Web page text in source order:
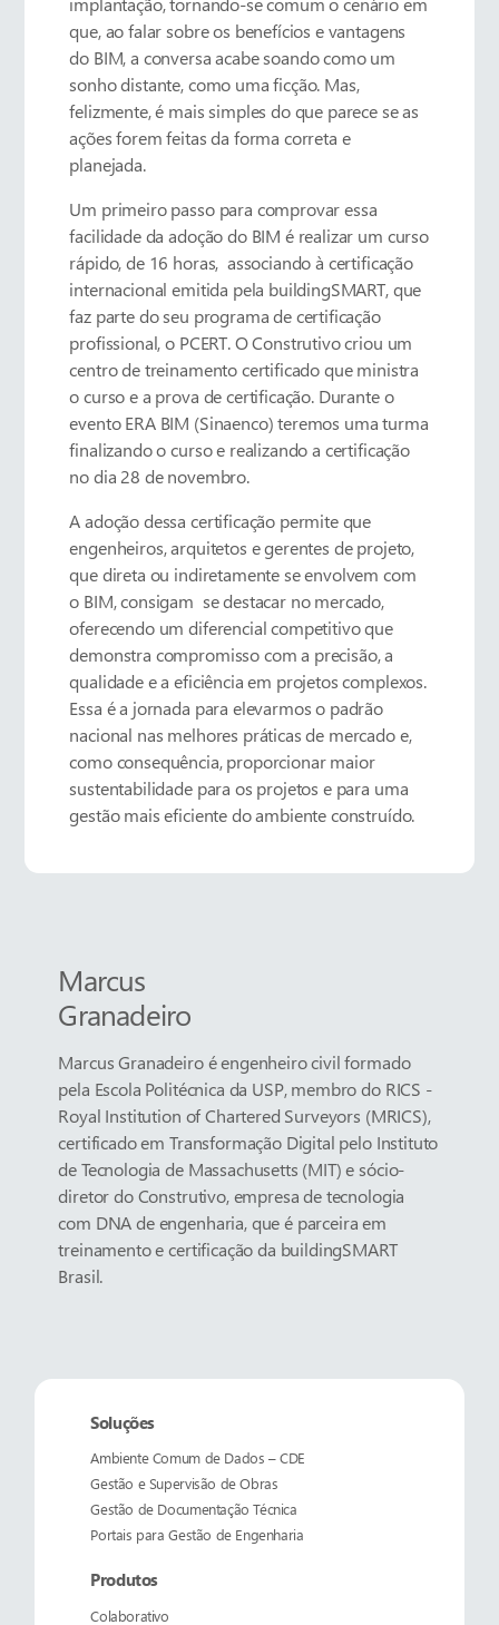
que, ao falar sobre os benefícios e vantagens
do BIM, a conversa acabe soando como um
sonho distante, como uma ficção. Mas,
felizmente, é mais simples do que parece se as
ações forem feitas da forma correta e
planejada.
Um primeiro passo para comprovar essa
facilidade da adoção do BIM é realizar um curso
rápido, de 16 horas, associando à certificação
internacional emitida pela buildingSMART, que
faz parte do seu programa de certificação
profissional, o PCERT. O Construtivo criou um
centro de treinamento certificado que ministra
o curso e a prova de certificação. Durante o
evento ERA BIM (Sinaenco) teremos uma turma
finalizando o curso e realizando a certificação
no dia 28 de novembro.
A adoção dessa certificação permite que
engenheiros, arquitetos e gerentes de projeto,
que direta ou indiretamente se envolvem com
o BIM, consigam se destacar no mercado,
oferecendo um diferencial competitivo que
demonstra compromisso com a precisão, a
qualidade e a eficiência em projetos complexos.
Essa é a jornada para elevarmos o padrão
nacional nas melhores práticas de mercado e,
como consequência, proporcionar maior
sustentabilidade para os projetos e para uma
gestão mais eficiente do ambiente construído.
Marcus
Granadeiro
Marcus Granadeiro é engenheiro civil formado
pela Escola Politécnica da USP, membro do RICS -
Royal Institution of Chartered Surveyors (MRICS),
certificado em Transformação Digital pelo Instituto
de Tecnologia de Massachusetts (MIT) e sócio-
diretor do Construtivo, empresa de tecnologia
com DNA de engenharia, que é parceira em
treinamento e certificação da buildingSMART
Brasil.
Soluções
Ambiente Comum de Dados – CDE
Gestão e Supervisão de Obras
Gestão de Documentação Técnica
Portais para Gestão de Engenharia
Produtos
Colaborativo